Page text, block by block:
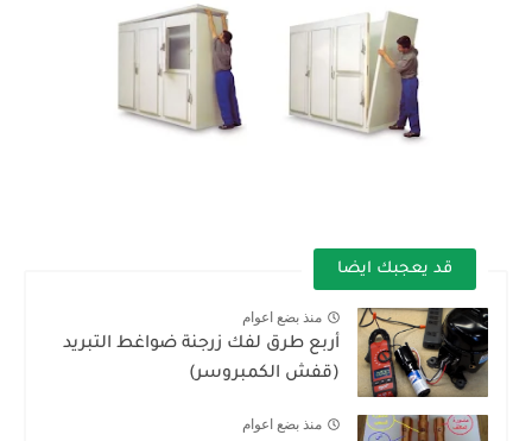
قد يعجبك ايضا
منذ بضع اعوام
أربع طرق لفك زرجنة ضواغط التبريد
(قفش الكمبروسر)
منذ بضع اعوام